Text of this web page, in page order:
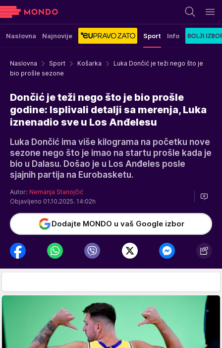
Naslovna Najnovije Sport Info
Naslovna Sport Košarka
Luka Dončić je teži nego što je
bio prošle sezone
Dončić je teži nego što je bio prošle
godine: Isplivali detalji sa merenja, Luka
iznenadio sve u Los Anđelesu
Luka Dončić ima više kilograma na početku nove
sezone nego što je imao na startu prošle kada je
bio u Dalasu. Došao je u Los Anđeles posle
sjajnih partija na Eurobasketu.
Autor: Nemanja Stanojčić
Objavljeno 01.10.2025. 14:02h
Dodajte MONDO u vaš Google izbor